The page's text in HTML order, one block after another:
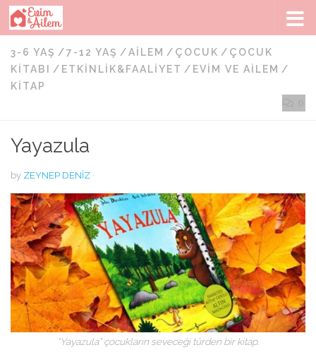
Skip to content
3-6 YAŞ /7-12 YAŞ /AILEM / ÇOCUK / ÇOCUK
KITABI
/ ETKINLIK&FAALIYET / EVIM VE AILEM /
KITAP
Yayazula
by ZEYNEP DENIZ ·
“Yayazula” çocukların seveceği türden bir kitap.